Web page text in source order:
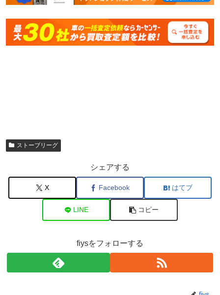
ストーブリーグ
シェアする
X Facebook はてブ
LINE コピー
fiysをフォローする